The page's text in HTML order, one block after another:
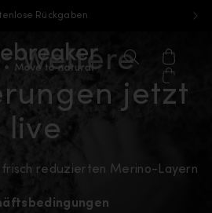
Versandkostenfrei ab 85 €
zur Startseite von
Suchen
Weitere
jetzt
live
frisch reduzierten Merino-Layern